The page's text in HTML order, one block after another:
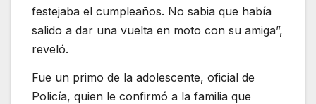
festejaba el cumpleaños. No sabia que había
salido a dar una vuelta en moto con su amiga”,
reveló.
Fue un primo de la adolescente, oficial de
Policía, quien le confirmó a la familia que